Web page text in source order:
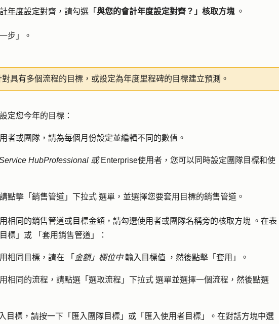
年度設定對齊，請勾選「 與您的會計年度設定對齊？」核取方塊 。
步」。
具有多個流程的目標，或設定為年度里程碑的目標建立預測。
定您今年的目標：
者或團隊，請為每個月份設定並編輯不同的數值。
HubProfessional 或 Enterprise使用者，您可以同時設定團隊目標和使
點擊「 銷售管道」下拉式 選單，並選擇您要套用目標的銷售管道 。
相同的銷售管道或目標金額，請勾選使用者或團隊名稱旁的核取方塊 。在表
目標」或 「套用銷售管道 」：
相同目標， 請在 「 金額」欄位中輸入 目標值 ，然後點擊「 套用 」。
相同的流程，請點選「 選取流程」下拉式 選單並選擇一個流程 ，然後點選
目標，請按一下「 匯入團隊目標 」或「 匯入使用者目標 」。在對話方塊中選